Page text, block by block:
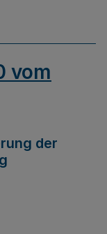
vom
der